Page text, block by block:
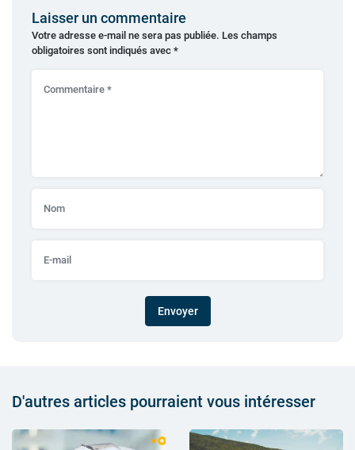
Laisser un commentaire
Votre adresse e-mail ne sera pas publiée. Les champs
obligatoires sont indiqués avec *
Envoyer
D'autres articles pourraient vous intéresser